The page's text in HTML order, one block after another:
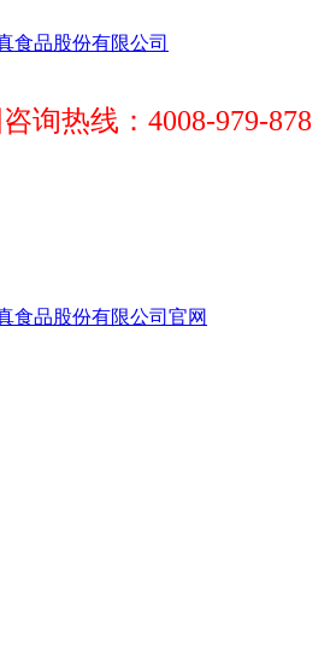
询热线：4008-979-878